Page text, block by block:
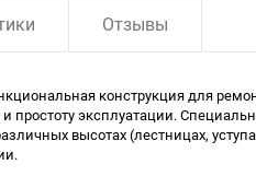
Отзывы
конструкция для
простоту эксплуатации.
высотах (лестницах,